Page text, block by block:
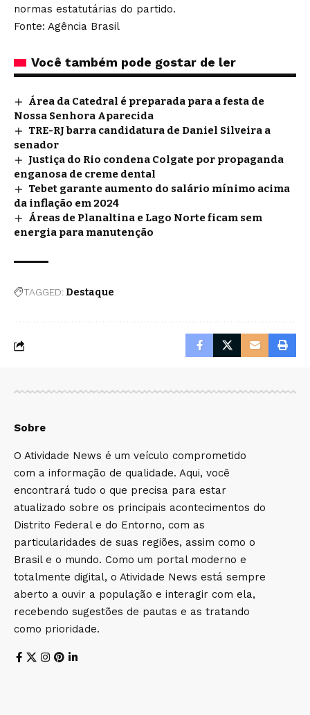
normas estatutárias do partido.
Fonte: Agência Brasil
Você também pode gostar de ler
Área da Catedral é preparada para a festa de
Nossa Senhora Aparecida
TRE-RJ barra candidatura de Daniel Silveira a
senador
Justiça do Rio condena Colgate por propaganda
enganosa de creme dental
Tebet garante aumento do salário mínimo acima
da inflação em 2024
Áreas de Planaltina e Lago Norte ficam sem
energia para manutenção
TAGGED: Destaque
Sobre
O Atividade News é um veículo comprometido
com a informação de qualidade. Aqui, você
encontrará tudo o que precisa para estar
atualizado sobre os principais acontecimentos do
Distrito Federal e do Entorno, com as
particularidades de suas regiões, assim como o
Brasil e o mundo. Como um portal moderno e
totalmente digital, o Atividade News está sempre
aberto a ouvir a população e interagir com ela,
recebendo sugestões de pautas e as tratando
como prioridade.